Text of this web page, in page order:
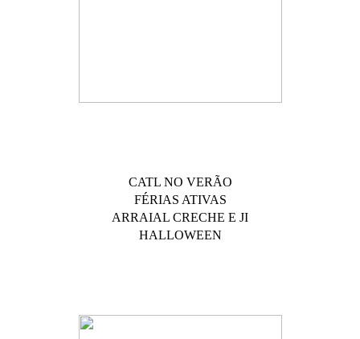
CATL NO VERÃO
FÉRIAS ATIVAS
ARRAIAL CRECHE E JI
HALLOWEEN